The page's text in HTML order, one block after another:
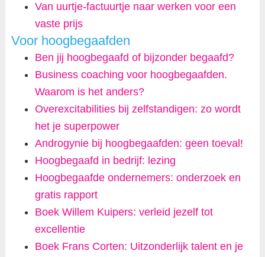
Van uurtje-factuurtje naar werken voor een
vaste prijs
Voor hoogbegaafden
Ben jij hoogbegaafd of bijzonder begaafd?
Business coaching voor hoogbegaafden.
Waarom is het anders?
Overexcitabilities bij zelfstandigen: zo wordt
het je superpower
Androgynie bij hoogbegaafden: geen toeval!
Hoogbegaafd in bedrijf: lezing
Hoogbegaafde ondernemers: onderzoek en
gratis rapport
Boek Willem Kuipers: verleid jezelf tot
excellentie
Boek Frans Corten: Uitzonderlijk talent en je